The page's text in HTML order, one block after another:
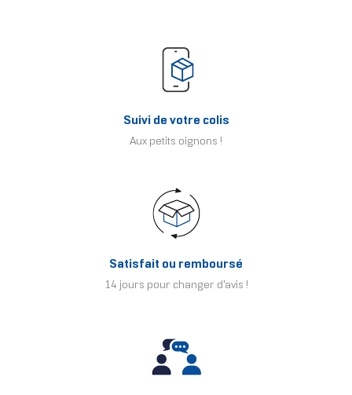
Suivi de votre colis
Aux petits oignons !
Satisfait ou remboursé
14 jours pour changer d'avis !